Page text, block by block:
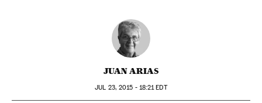
JUAN ARIAS
JUL 23, 2015 - 18:21EDT